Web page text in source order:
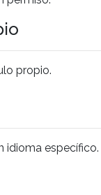
propio.
idioma específico.